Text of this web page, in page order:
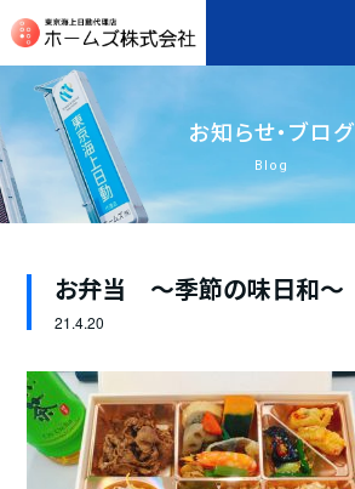
お知らせ・ブログ
Blog
お弁当 ～季節の味日和～
21.4.20